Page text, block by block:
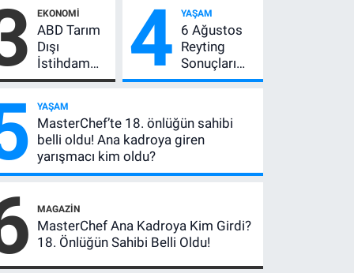
Vlahovic’i
Açıkladı, 5
Yıldız Daha
Listede
TL’lik Çekiliş
EKONOMI
ABD Tarım
Dışı
İstihdam
Verisi Altını
Etkiler? Çok
Basit
Anlatımla
Rehber
4 YAŞAM
6 Ağustos
Reyting
Sonuçları
Açıklandı!
Muhtemel
Aşk,
Geride
YAŞAM
MasterChef’te 18. önlüğün sahibi
belli oldu! Ana kadroya giren
yarışmacı kim oldu?
MAGAZIN
MasterChef Ana Kadroya Kim Girdi?
18. Önlüğün Sahibi Belli Oldu!